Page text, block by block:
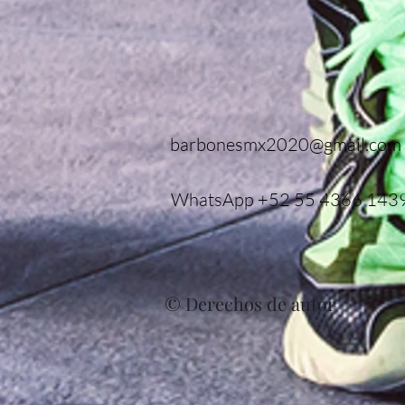
barbonesmx2020@gmail.com
WhatsApp +52 55 4366
© Derechos de autor